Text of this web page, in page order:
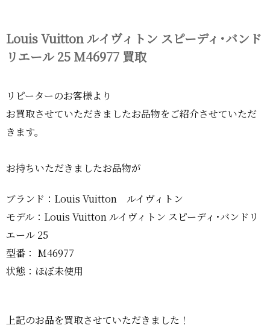
Louis Vuitton ルイヴィトン スピーディ･バンド
リエール 25 M46977 買取
リピーターのお客様より
お買取させていただきましたお品物をご紹介させていただ
きます。
お持ちいただきましたお品物が
ブランド：Louis Vuitton ルイヴィトン
モデル：Louis Vuitton ルイヴィトン スピーディ･バンドリ
エール 25
型番： M46977
状態：ほぼ未使用
上記のお品を買取させていただきました！